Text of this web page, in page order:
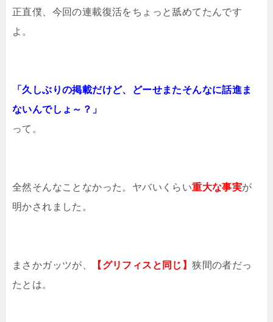
正直僕、今回の連載復活をちょっと舐めてたんです
よ。
「久しぶりの掲載だけど、どーせまたそんなに話進ま
ないんでしょ～？」
って。
全然そんなことなかった。ヤバいくらい重大な事実が
明かされました。
まさかガッツが、 【グリフィスと同じ】狭間の者だっ
たとは。